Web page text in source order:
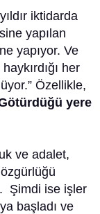
iktidarda
yapılan
yapıyor. Ve
her
Özellikle,
yere
ve adalet,
Şimdi ise işler
başladı ve